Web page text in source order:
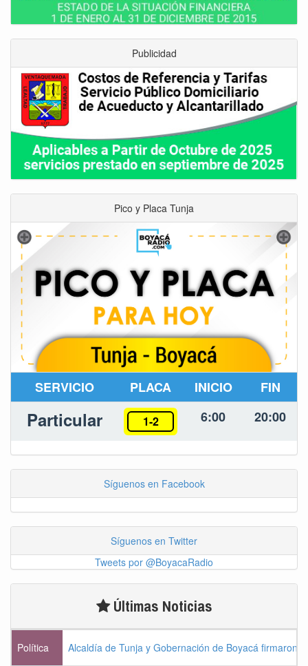
Publicidad
Pico y Placa Tunja
SERVICIO PLACA INICIO FIN
Particular 1-2 6:00 20:00
Síguenos en Facebook
Síguenos en Twitter
Tweets por @BoyacaRadio
Últimas Noticias
Política Alcaldía de Tunja y Gobernación de Boyacá firmaron